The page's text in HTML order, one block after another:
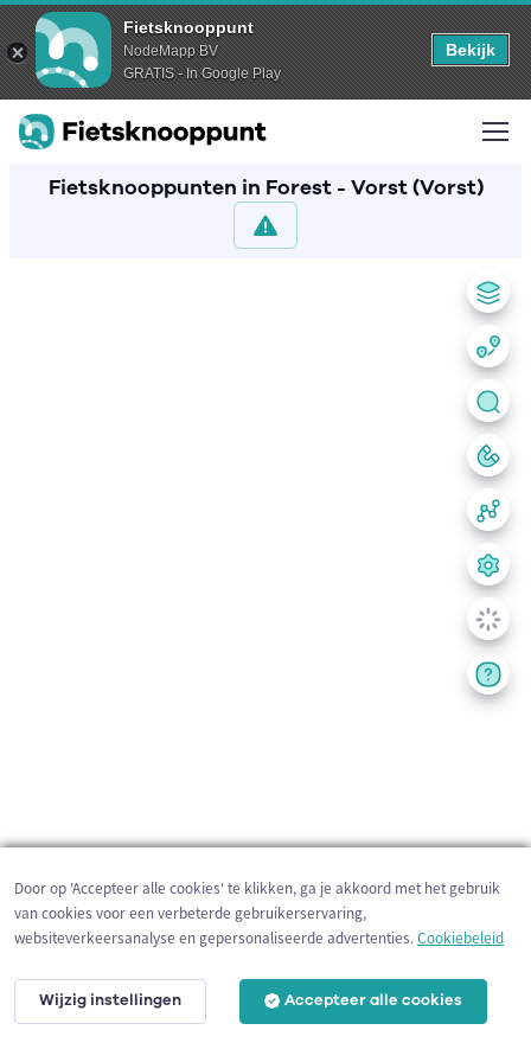
Fietsknooppunt
NodeMapp BV
GRATIS - In Google Play
Bekijk
Fietsknooppunten in Forest - Vorst (Vorst)
200 m
Door op 'Accepteer alle cookies' te klikken, ga je akkoord met het gebruik
van cookies voor een verbeterde gebruikerservaring,
websiteverkeersanalyse en gepersonaliseerde advertenties.Cookiebeleid
Wijzig instellingen Accepteer alle cookies